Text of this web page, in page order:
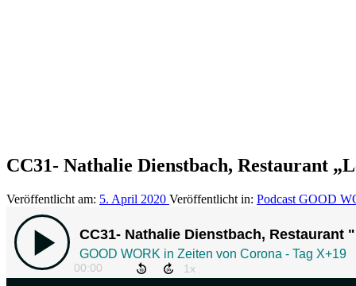
CC31- Nathalie Dienstbach, Restaurant
Veröffentlicht am: 5. April 2020 Veröffentlicht in: Podcast GOOD